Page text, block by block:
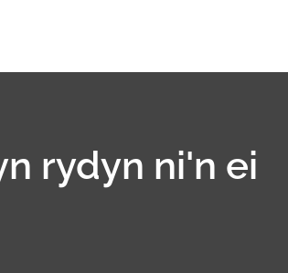
rydyn ni'n ei